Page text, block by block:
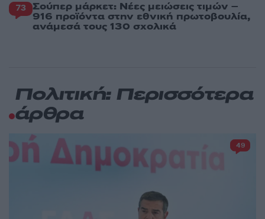
73 Σούπερ μάρκετ: Νέες μειώσεις τιμών –
916 προϊόντα στην εθνική πρωτοβουλία,
ανάμεσά τους 130 σχολικά
Πολιτική: Περισσότερα
άρθρα
49